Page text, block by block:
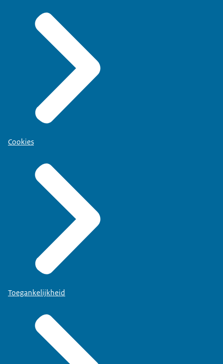
Cookies
Toegankelijkheid